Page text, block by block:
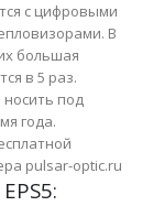
с цифровыми
В
большая
в 5 раз.
под
года.
pulsar-optic.ru